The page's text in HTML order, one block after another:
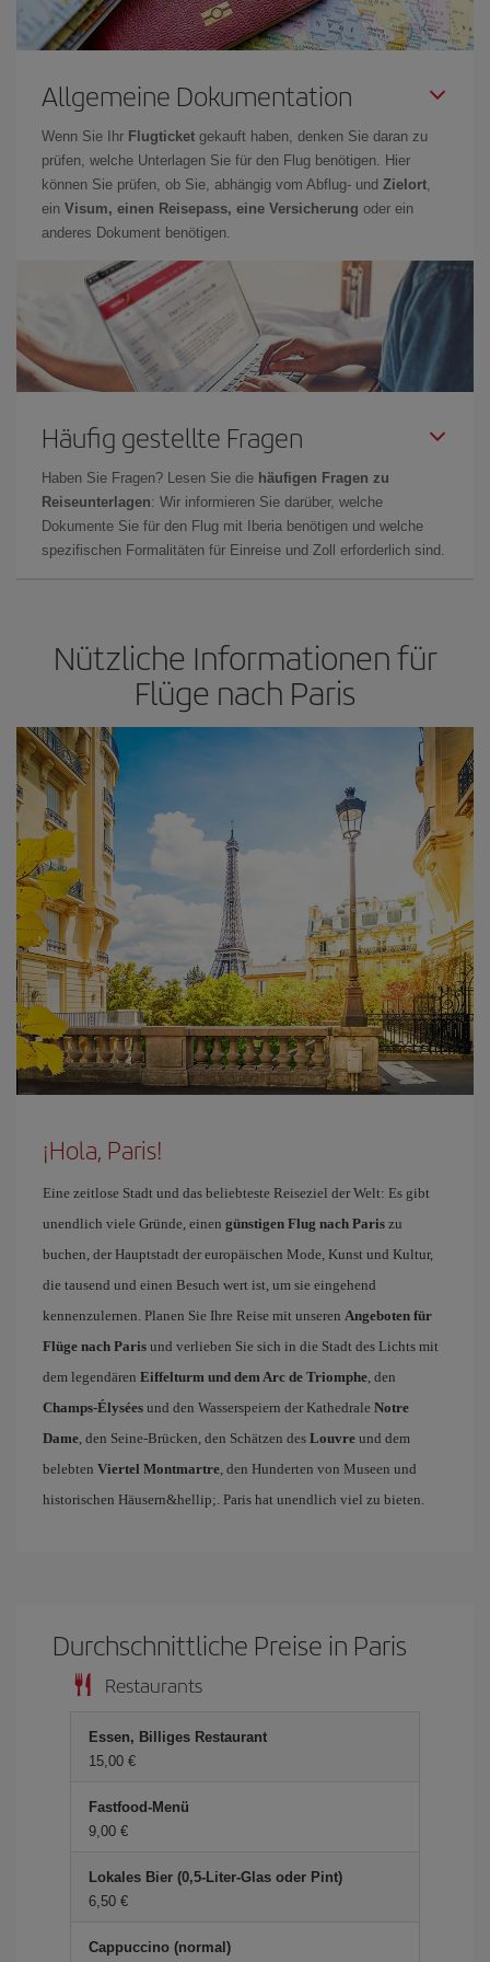
Allgemeine Dokumentation
Wenn Sie Ihr Flugticket gekauft haben, denken Sie daran zu
prüfen, welche Unterlagen Sie für den Flug benötigen. Hier
können Sie prüfen, ob Sie, abhängig vom Abflug- und Zielort,
ein Visum, einen Reisepass, eine Versicherung oder ein
anderes Dokument benötigen.
Häufig gestellte Fragen
Haben Sie Fragen? Lesen Sie die häufigen Fragen zu
Reiseunterlagen: Wir informieren Sie darüber, welche
Dokumente Sie für den Flug mit Iberia benötigen und welche
spezifischen Formalitäten für Einreise und Zoll erforderlich sind.
Nützliche Informationen für
Flüge nach Paris
¡Hola, Paris!
Eine zeitlose Stadt und das beliebteste Reiseziel der Welt: Es gibt
unendlich viele Gründe, einen günstigen Flug nach Paris zu
buchen, der Hauptstadt der europäischen Mode, Kunst und Kultur,
die tausend und einen Besuch wert ist, um sie eingehend
kennenzulernen. Planen Sie Ihre Reise mit unseren Angeboten für
Flüge nach Paris und verlieben Sie sich in die Stadt des Lichts mit
dem legendären Eiffelturm und dem Arc de Triomphe, den
Champs-Élysées und den Wasserspeiern der Kathedrale Notre
Dame, den Seine-Brücken, den Schätzen des Louvre und dem
belebten Viertel Montmartre, den Hunderten von Museen und
historischen Häusern&hellip;. Paris hat unendlich viel zu bieten.
Durchschnittliche Preise in Paris
Restaurants
Essen, Billiges Restaurant
15,00 €
Fastfood-Menü
9,00 €
Lokales Bier (0,5-Liter-Glas oder Pint)
6,50 €
Cappuccino (normal)